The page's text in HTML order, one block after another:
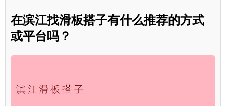
在滨江找滑板搭子有什么推荐的方式
或平台吗？